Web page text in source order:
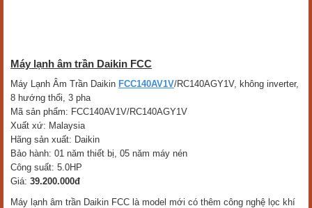
Máy lạnh âm trần Daikin FCC
Máy Lạnh Âm Trần Daikin FCC140AV1V/RC140AGY1V, không inverter,
8 hướng thổi, 3 pha
Mã sản phẩm: FCC140AV1V/RC140AGY1V
Xuất xứ: Malaysia
Hãng sản xuất: Daikin
Bảo hành: 01 năm thiết bị, 05 năm máy nén
Công suất: 5.0HP
Giá: 39.200.000đ
Máy lạnh âm trần Daikin FCC là model mới có thêm công nghệ lọc khí